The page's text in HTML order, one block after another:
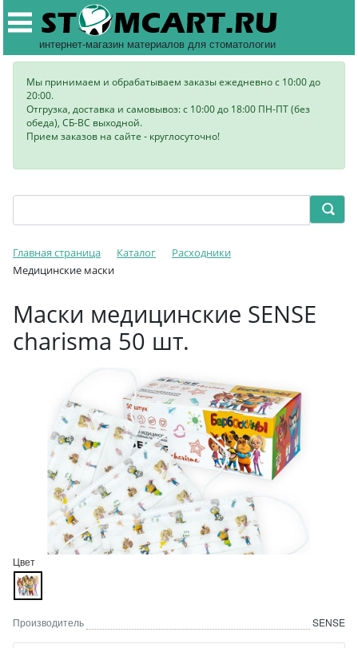
интернет-магазин материалов для стоматологии
Мы принимаем и обрабатываем заказы ежедневно с 10:00 до
20:00.
Отгрузка, доставка и самовывоз: с 10:00 до 18:00 ПН-ПТ (без
обеда), СБ-ВС выходной.
Прием заказов на сайте - круглосуточно!
Главная страница Каталог
Расходники
Медицинские маски
Маски медицинские SENSE
charisma 50 шт.
Цвет
Производитель SENSE